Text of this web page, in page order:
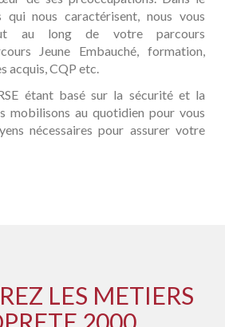
qui nous caractérisent, nous vous
au long de votre parcours
Jeune Embauché, formation,
acquis, CQP etc.
étant basé sur la sécurité et la
mobilisons au quotidien pour vous
nécessaires pour assurer votre
LES METIERS